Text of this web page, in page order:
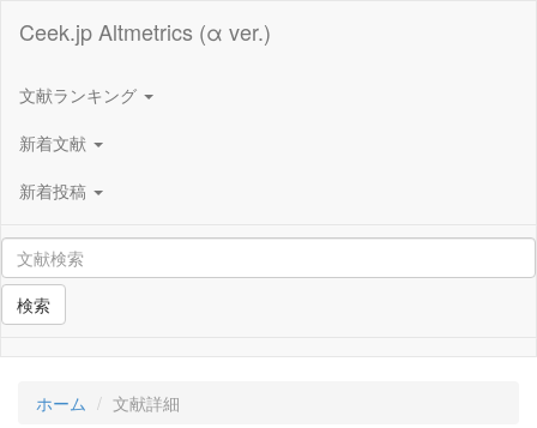
Ceek.jp Altmetrics (α ver.)
文献ランキング
新着文献
新着投稿
検索
ホーム 文献詳細